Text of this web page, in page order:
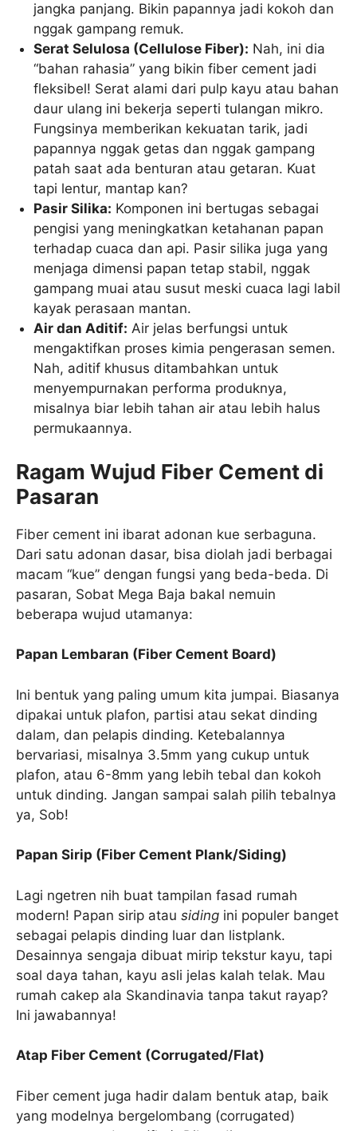
jangka panjang. Bikin papannya jadi kokoh dan
nggak gampang remuk.
Serat Selulosa (Cellulose Fiber): Nah, ini dia
“bahan rahasia” yang bikin fiber cement jadi
fleksibel! Serat alami dari pulp kayu atau bahan
daur ulang ini bekerja seperti tulangan mikro.
Fungsinya memberikan kekuatan tarik, jadi
papannya nggak getas dan nggak gampang
patah saat ada benturan atau getaran. Kuat
tapi lentur, mantap kan?
Pasir Silika: Komponen ini bertugas sebagai
pengisi yang meningkatkan ketahanan papan
terhadap cuaca dan api. Pasir silika juga yang
menjaga dimensi papan tetap stabil, nggak
gampang muai atau susut meski cuaca lagi labil
kayak perasaan mantan.
Air dan Aditif: Air jelas berfungsi untuk
mengaktifkan proses kimia pengerasan semen.
Nah, aditif khusus ditambahkan untuk
menyempurnakan performa produknya,
misalnya biar lebih tahan air atau lebih halus
permukaannya.
Ragam Wujud Fiber Cement di
Pasaran
Fiber cement ini ibarat adonan kue serbaguna.
Dari satu adonan dasar, bisa diolah jadi berbagai
macam “kue” dengan fungsi yang beda-beda. Di
pasaran, Sobat Mega Baja bakal nemuin
beberapa wujud utamanya:
Papan Lembaran (Fiber Cement Board)
Ini bentuk yang paling umum kita jumpai. Biasanya
dipakai untuk plafon, partisi atau sekat dinding
dalam, dan pelapis dinding. Ketebalannya
bervariasi, misalnya 3.5mm yang cukup untuk
plafon, atau 6-8mm yang lebih tebal dan kokoh
untuk dinding. Jangan sampai salah pilih tebalnya
ya, Sob!
Papan Sirip (Fiber Cement Plank/Siding)
Lagi ngetren nih buat tampilan fasad rumah
modern! Papan sirip atau siding ini populer banget
sebagai pelapis dinding luar dan listplank.
Desainnya sengaja dibuat mirip tekstur kayu, tapi
soal daya tahan, kayu asli jelas kalah telak. Mau
rumah cakep ala Skandinavia tanpa takut rayap?
Ini jawabannya!
Atap Fiber Cement (Corrugated/Flat)
Fiber cement juga hadir dalam bentuk atap, baik
yang modelnya bergelombang (corrugated)